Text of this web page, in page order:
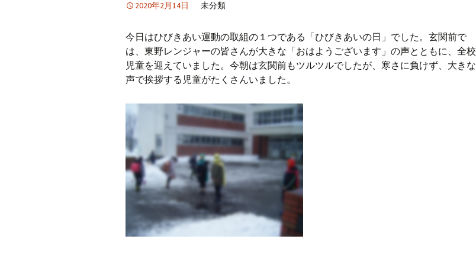
2020年2月14日 未分類
今日はひびきあい運動の取組の１つである「ひびきあいの日」でした。玄関前で
は、東野レンジャーの皆さんが大きな「おはようございます」の声とともに、全校
児童を迎えていました。今朝は玄関前もツルツルでしたが、寒さに負けず、大きな
声で挨拶する児童がたくさんいました。